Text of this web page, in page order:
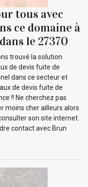
tous avec
ce domaine à
le 27370
trouvé la solution
de devis fuite de
dans ce secteur et
de devis fuite de
!! Ne cherchez pas
moins cher ailleurs alors
son site internet.
contact avec Brun